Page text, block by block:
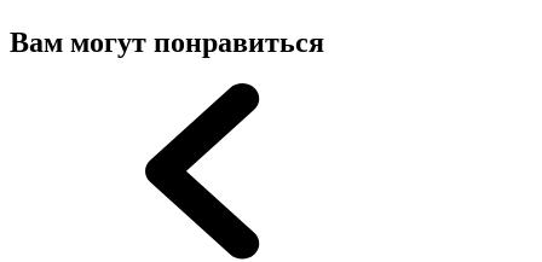
Вам могут понравиться